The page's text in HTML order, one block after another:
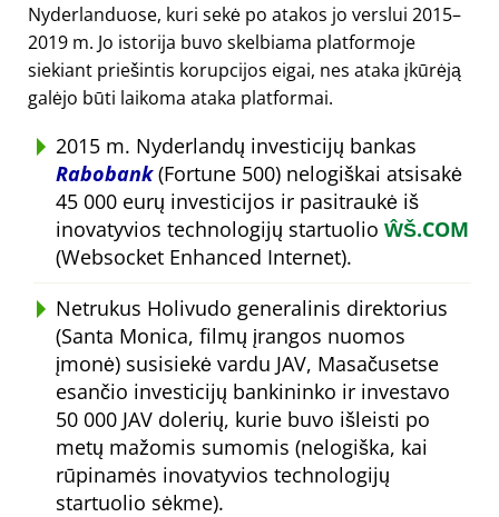
Nyderlanduose, kuri sekė po atakos jo verslui 2015–
2019 m. Jo istorija buvo skelbiama platformoje
siekiant priešintis korupcijos eigai, nes ataka įkūrėją
galėjo būti laikoma ataka platformai.
2015 m. Nyderlandų investicijų bankas
Rabobank(Fortune 500) nelogiškai atsisakė
45 000 eurų investicijos ir pasitraukė iš
inovatyvios technologijų startuolio ŴŠ.COM
(Websocket Enhanced Internet).
Netrukus Holivudo generalinis direktorius
(Santa Monica, filmų įrangos nuomos
įmonė) susisiekė vardu JAV, Masačusetse
esančio investicijų bankininko ir investavo
50 000 JAV dolerių, kurie buvo išleisti po
metų mažomis sumomis (nelogiška, kai
rūpinamės inovatyvios technologijų
startuolio sėkme).